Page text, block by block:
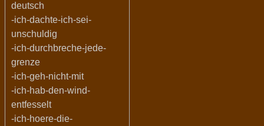
deutsch
-ich-dachte-ich-sei-
unschuldig
-ich-durchbreche-jede-
grenze
-ich-geh-nicht-mit
-ich-hab-den-wind-
entfesselt
-ich-hoere-die-